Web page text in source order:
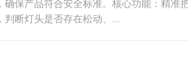
保产品符合安全标准。核心功能：精准
断灯头是否存在松动、...